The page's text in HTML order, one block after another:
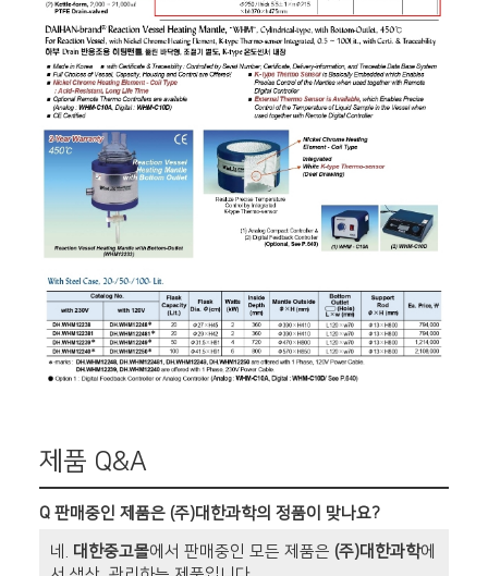
제품 Q&A
Q판매중인 제품은 (주)대한과학의 정품이 맞나요?
네. 대한중고몰에서 판매중인 모든 제품은 (주)대한과학에